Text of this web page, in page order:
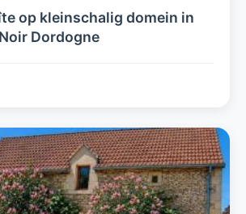
op kleinschalig domein in
Dordogne